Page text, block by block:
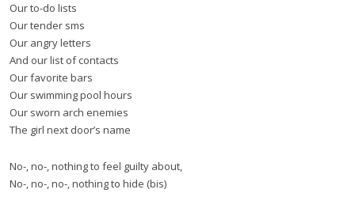
Our to-do lists
Our tender sms
Our angry letters
And our list of contacts
Our favorite bars
Our swimming pool hours
Our sworn arch enemies
The girl next door’s name
No-, no-, nothing to feel guilty about,
No-, no-, no-, nothing to hide (bis)